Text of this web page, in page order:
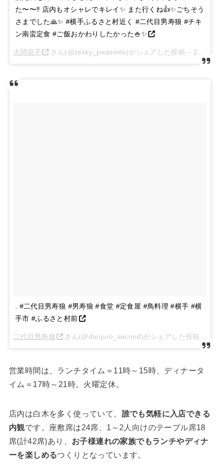
た〜〜‼️ 店内もオシャレでキレイ✨ また行くね👍✨ごちそう
さまでした🙏✨ #横手ふるさと村近く #二代目男寿狼 #チキ
ン南蛮定食 #ご飯おかわりしたかった🍚✨
大関良子 さん(@zekky_peasmile)がシェアした投稿 – 2018年 8月月1日午後11時47分PDT
. #二代目男寿狼 #男寿狼 #食堂 #定食屋 #鳥料理 #横手 #横
手市 #ふるさと村前
二代目男寿狼 さん(@danjuro_second)がシェアした投稿 –
営業時間は、ランチタイム＝11時～15時、ディナータ
イム＝17時～21時。火曜定休。
店内は白木を多く使っていて、 誰でも気軽に入店できる
内観です。座敷席は24席、1～2人向けのテーブル席18
席(計42席)あり、 お子様連れの家族でもランチやディナ
ーを楽しめるつくりとなっています。